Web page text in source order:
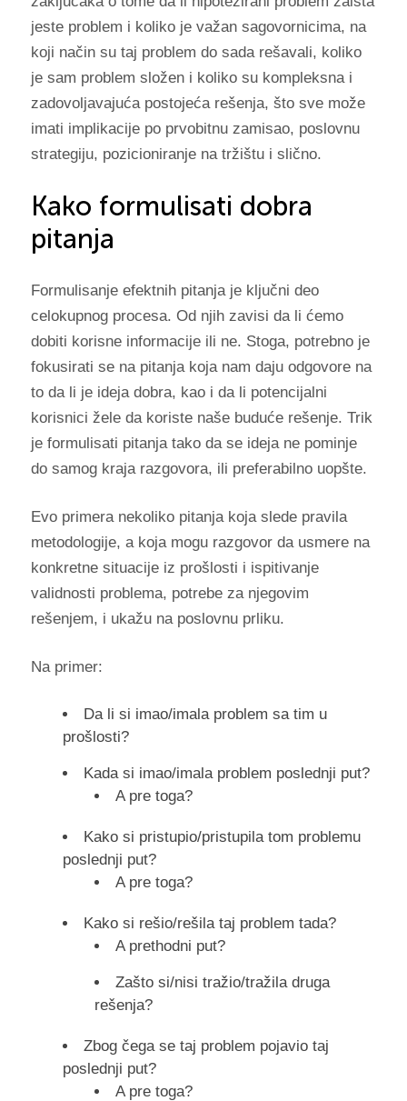
jeste problem i koliko je važan sagovornicima, na
koji način su taj problem do sada rešavali, koliko
je sam problem složen i koliko su kompleksna i
zadovoljavajuća postojeća rešenja, što sve može
imati implikacije po prvobitnu zamisao, poslovnu
strategiju, pozicioniranje na tržištu i slično.
Kako formulisati dobra
pitanja
Formulisanje efektnih pitanja je ključni deo
celokupnog procesa. Od njih zavisi da li ćemo
dobiti korisne informacije ili ne. Stoga, potrebno je
fokusirati se na pitanja koja nam daju odgovore na
to da li je ideja dobra, kao i da li potencijalni
korisnici žele da koriste naše buduće rešenje. Trik
je formulisati pitanja tako da se ideja ne pominje
do samog kraja razgovora, ili preferabilno uopšte.
Evo primera nekoliko pitanja koja slede pravila
metodologije, a koja mogu razgovor da usmere na
konkretne situacije iz prošlosti i ispitivanje
validnosti problema, potrebe za njegovim
rešenjem, i ukažu na poslovnu prliku.
Na primer:
Da li si imao/imala problem sa tim u
prošlosti?
Kada si imao/imala problem poslednji put?
A pre toga?
Kako si pristupio/pristupila tom problemu
poslednji put?
A pre toga?
Kako si rešio/rešila taj problem tada?
A prethodni put?
Zašto si/nisi tražio/tražila druga
rešenja?
Zbog čega se taj problem pojavio taj
poslednji put?
A pre toga?